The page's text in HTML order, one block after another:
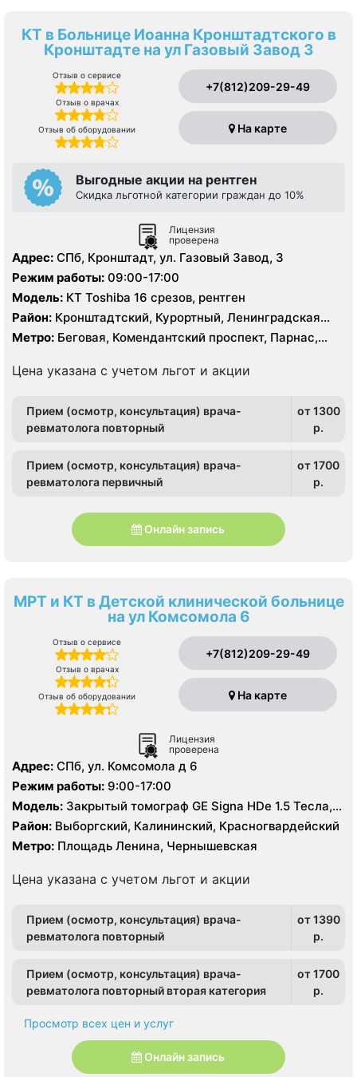
КТ в Больнице Иоанна Кронштадтского в
Кронштадте на ул Газовый Завод 3
Отзыв о сервисе
Отзыв о врачах
Отзыв об оборудовании
+7(812)209-29-49
На карте
Выгодные акции на рентген
Скидка льготной категории граждан до 10%
Лицензия
проверена
Адрес: СПб, Кронштадт, ул. Газовый Завод, 3
Режим работы: 09:00-17:00
Модель: КТ Toshiba 16 срезов, рентген
Район: Кронштадтский, Курортный, Ленинградская
область, Приморский
Метро: Беговая, Комендантский проспект, Парнас,
Цена указана с учетом льгот и акции
Прием (осмотр, консультация) врача-
ревматолога повторный
от 1300
p.
Прием (осмотр, консультация) врача-
ревматолога первичный
от 1700
p.
Онлайн запись
МРТ и КТ в Детской клинической больнице
на ул Комсомола 6
Отзыв о сервисе
Отзыв о врачах
Отзыв об оборудовании
+7(812)209-29-49
На карте
Лицензия
проверена
Адрес: СПб, ул. Комсомола д 6
Режим работы: 9:00-17:00
Модель: Закрытый томограф GE Signa HDe 1.5 Тесла,
КТ GE Lightspeed 32 среза
Район: Выборгский, Калининский, Красногвардейский
Метро: Площадь Ленина, Чернышевская
Цена указана с учетом льгот и акции
Прием (осмотр, консультация) врача-
ревматолога повторный
от 1390
p.
Прием (осмотр, консультация) врача-
ревматолога повторный вторая категория
от 1700
p.
Просмотр всех цен и услуг
Онлайн запись